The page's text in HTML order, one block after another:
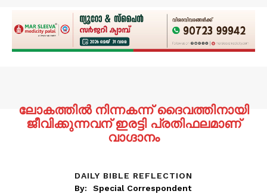
ലോകത്തിൽ നിന്നകന്ന് ദൈവത്തിനായി
ജീവിക്കുന്നവന് ഇരട്ടി പ്രതിഫലമാണ്
വാഗ്ദാനം
DAILY BIBLE REFLECTION
By:
Special Correspondent